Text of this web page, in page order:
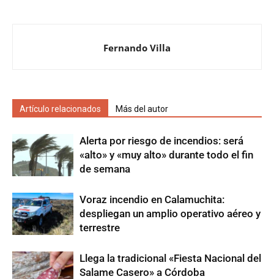
Fernando Villa
Artículo relacionados Más del autor
Alerta por riesgo de incendios: será
«alto» y «muy alto» durante todo el fin
de semana
Voraz incendio en Calamuchita:
despliegan un amplio operativo aéreo y
terrestre
Llega la tradicional «Fiesta Nacional del
Salame Casero» a Córdoba